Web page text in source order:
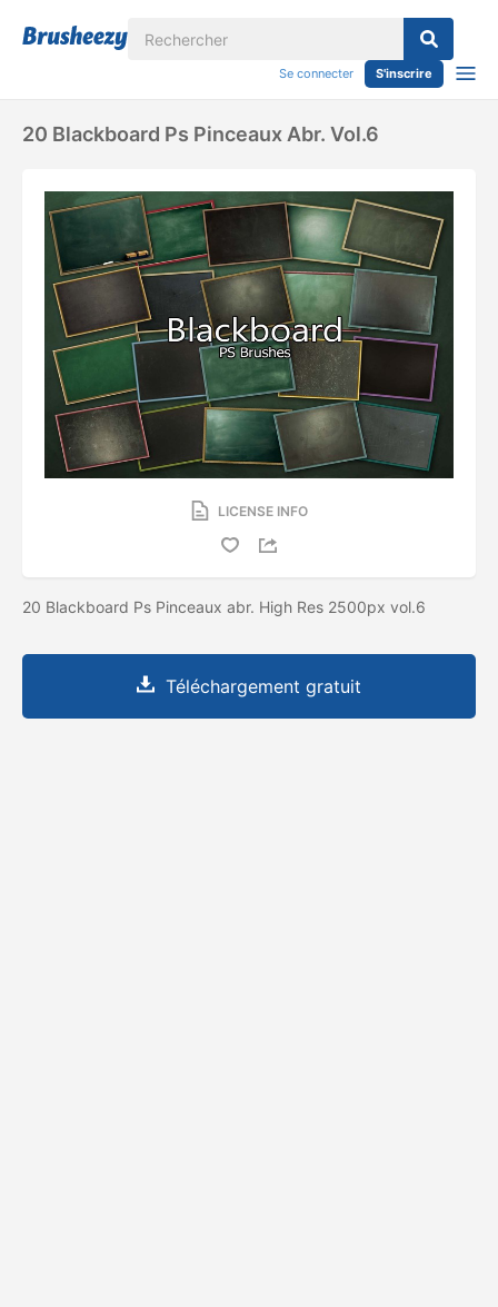
Se connecter S'inscrire
20 Blackboard Ps Pinceaux Abr. Vol.6
LICENSE INFO
20 Blackboard Ps Pinceaux abr. High Res 2500px vol.6
Téléchargement gratuit